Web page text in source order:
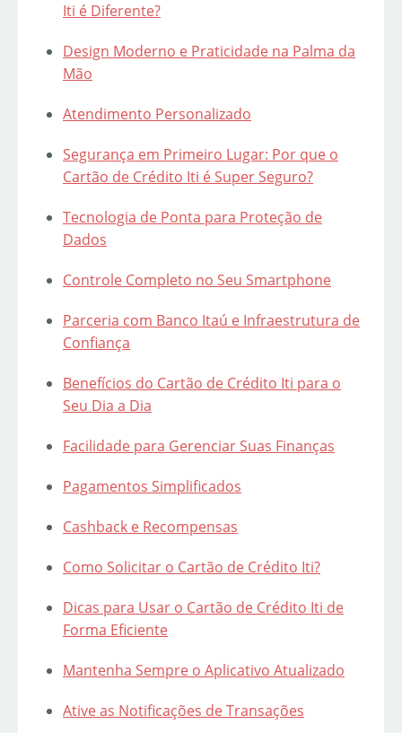
Iti é Diferente?
Design Moderno e Praticidade na Palma da
Mão
Atendimento Personalizado
Segurança em Primeiro Lugar: Por que o
Cartão de Crédito Iti é Super Seguro?
Tecnologia de Ponta para Proteção de
Dados
Controle Completo no Seu Smartphone
Parceria com Banco Itaú e Infraestrutura de
Confiança
Benefícios do Cartão de Crédito Iti para o
Seu Dia a Dia
Facilidade para Gerenciar Suas Finanças
Pagamentos Simplificados
Cashback e Recompensas
Como Solicitar o Cartão de Crédito Iti?
Dicas para Usar o Cartão de Crédito Iti de
Forma Eficiente
Mantenha Sempre o Aplicativo Atualizado
Ative as Notificações de Transações